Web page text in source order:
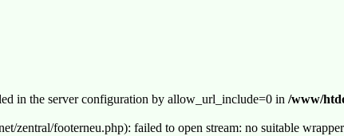
in the server configuration by allow_url_include=0 in /www/
zentral/footerneu.php): failed to open stream: no suitable